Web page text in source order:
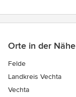
Orte in der Nähe
Felde
Landkreis Vechta
Vechta